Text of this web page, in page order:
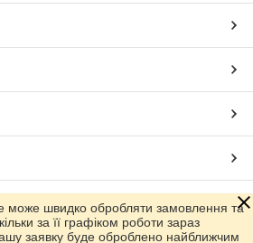
Prom.ua
може швидко обробляти замовлення та
за її графіком роботи зараз
заявку буде оброблено найближчим